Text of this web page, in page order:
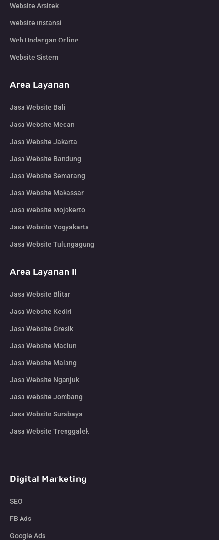
Website Arsitek
Website Instansi
Web Undangan Online
Website Sistem
Area Layanan
Jasa Website Bali
Jasa Website Medan
Jasa Website Jakarta
Jasa Website Bandung
Jasa Website Semarang
Jasa Website Makassar
Jasa Website Mojokerto
Jasa Website Yogyakarta
Jasa Website Tulungagung
Area Layanan II
Jasa Website Blitar
Jasa Website Kediri
Jasa Website Gresik
Jasa Website Madiun
Jasa Website Malang
Jasa Website Nganjuk
Jasa Website Jombang
Jasa Website Surabaya
Jasa Website Trenggalek
Digital Marketing
SEO
FB Ads
Google Ads